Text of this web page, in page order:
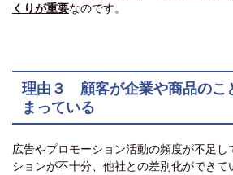
くりが重要なのです。
理由３ 顧客が企業や商品のこ
まっている
広告やプロモーション活動の頻度が不足し
ションが不十分、他社との差別化ができて